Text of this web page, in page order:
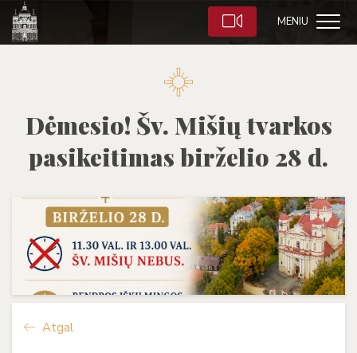
MENIU
Dėmesio! Šv. Mišių tvarkos
pasikeitimas birželio 28 d.
Atgal